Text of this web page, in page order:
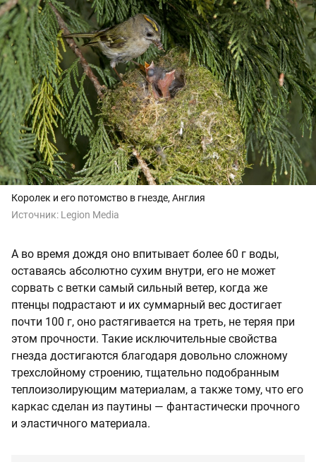
Королек и его потомство в гнезде, Англия
Источник: Legion Media
А во время дождя оно впитывает более 60 г воды,
оставаясь абсолютно сухим внутри, его не может
сорвать с ветки самый сильный ветер, когда же
птенцы подрастают и их суммарный вес достигает
почти 100 г, оно растягивается на треть, не теряя при
этом прочности. Такие исключительные свойства
гнезда достигаются благодаря довольно сложному
трехслойному строению, тщательно подобранным
теплоизолирующим материалам, а также тому, что его
каркас сделан из паутины — фантастически прочного
и эластичного материала.